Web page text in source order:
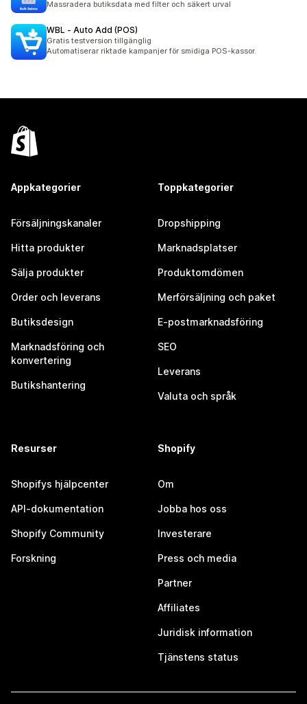
Massradera butiksdata med filter och säkert urval
WBL ‑ Auto Add (POS)
Gratis testversion tillgänglig
Automatiserar riktade kampanjer för smidiga POS-kassor.
Appkategorier
Försäljningskanaler
Hitta produkter
Sälja produkter
Order och leverans
Butiksdesign
Marknadsföring och
konvertering
Butikshantering
Toppkategorier
Dropshipping
Marknadsplatser
Produktomdömen
Merförsäljning och paket
E-postmarknadsföring
SEO
Leverans
Valuta och språk
Resurser
Shopifys hjälpcenter
API-dokumentation
Shopify Community
Forskning
Shopify
Om
Jobba hos oss
Investerare
Press och media
Partner
Affiliates
Juridisk information
Tjänstens status